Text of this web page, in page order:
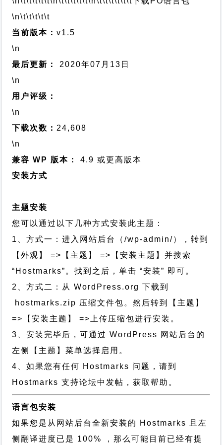
\n\t\t\t\t\t
当前版本：v1.5
\n
最后更新：
2020年07月13日
\n
用户评级：
\n
下载次数： 24,608
\n
兼容 WP 版本：
4.9 或更高版本
安装方式
主题安装
您可以通过以下几种方式安装此主题：
1、方式一：进入网站后台（/wp-admin/），转到
【外观】 =>【主题】 =>【安装主题】并搜索
“Hostmarks”。找到之后，单击 “安装” 即可。
2、方式二：从 WordPress.org 下载到
hostmarks.zip 压缩文件包。然后转到【主题】
=>【安装主题】 =>上传压缩包进行安装。
3、安装完毕后，可通过 WordPress 网站后台的
左侧【主题】菜单选择启用。
4、如果您有任何 Hostmarks 问题，请到
Hostmarks 支持论坛中发帖，获取帮助。
语言包安装
如果您是从网站后台全新安装的 Hostmarks 且左
侧翻译进度已是 100% ，那么可能目前已经有提